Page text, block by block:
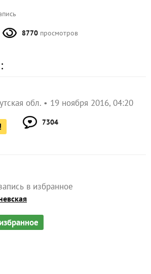
8770 просмотров
обл. 19 ноября 2016, 04:20
7304
в избранное